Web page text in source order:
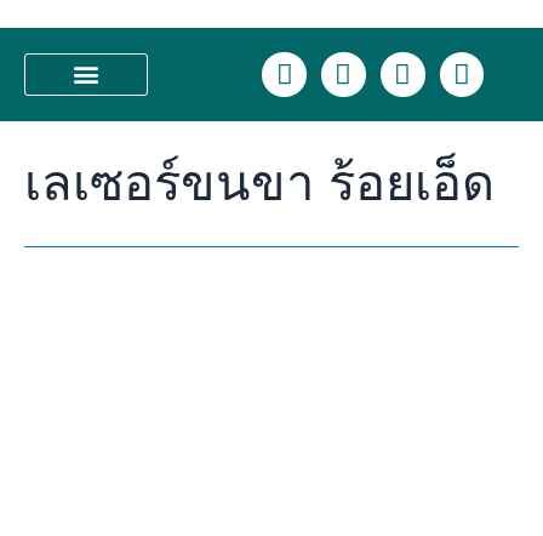
L
i
n
F
a
c
e
b
o
k
I
n
s
a
g
a
T
i
k
o
k
เลเซอร์ขนขา ร้อยเอ็ด
ร้อยเอ็ด
บอก
ทุก
ขั้น